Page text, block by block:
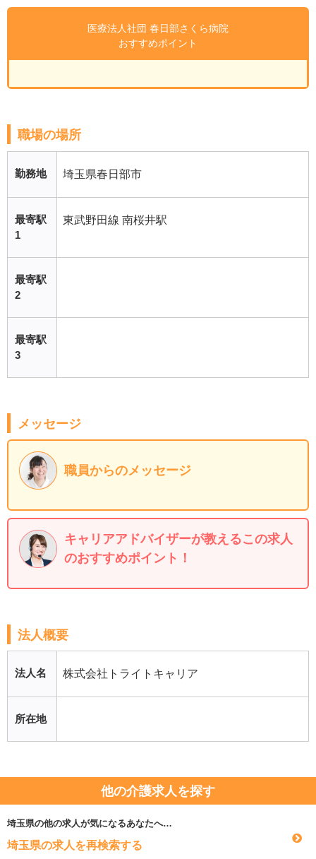
医療法人社団 春日部さくら病院
おすすめポイント
職場の場所
勤務地 埼玉県春日部市
最寄駅
1
東武野田線 南桜井駅
最寄駅
2
最寄駅
3
メッセージ
職員からのメッセージ
キャリアアドバイザーが教えるこの求人
のおすすめポイント！
法人概要
法人名 株式会社トライトキャリア
所在地
他の介護求人を探す
埼玉県の他の求人が気になるあなたへ…
埼玉県の求人を再検索する